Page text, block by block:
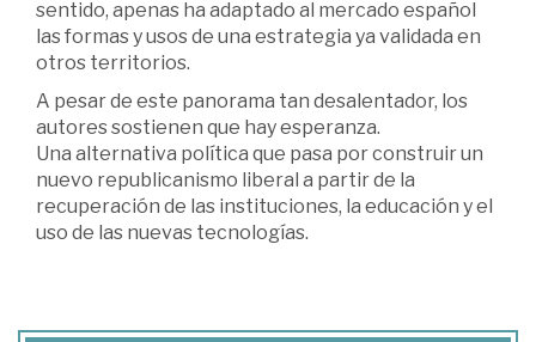
sentido, apenas ha adaptado al mercado español
las formas y usos de una estrategia ya validada en
otros territorios.
A pesar de este panorama tan desalentador, los
autores sostienen que hay esperanza.
Una alternativa política que pasa por construir un
nuevo republicanismo liberal a partir de la
recuperación de las instituciones, la educación y el
uso de las nuevas tecnologías.